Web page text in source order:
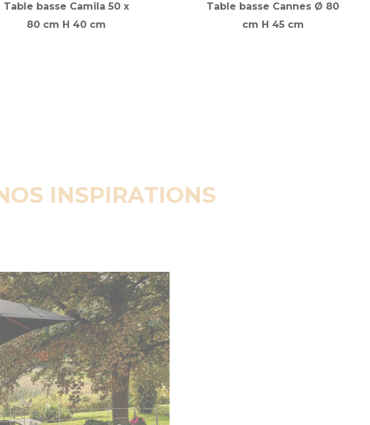
Table basse Camila 50 x
80 cm H 40 cm
Table basse Cannes Ø 80
cm H 45 cm
INSPIRATIONS